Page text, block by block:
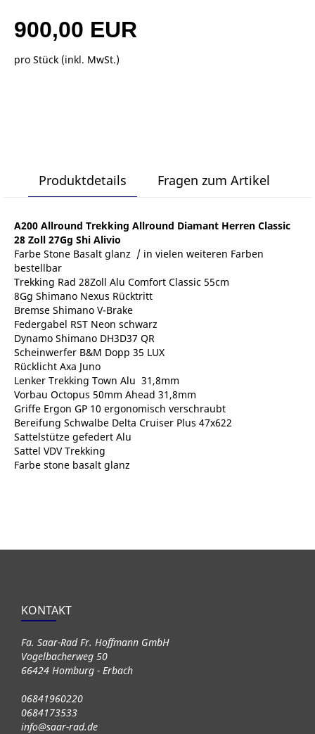
900,00 EUR
pro Stück (inkl. MwSt.)
Produktdetails Fragen zum Artikel
A200 Allround Trekking Allround Diamant Herren Classic
28 Zoll 27Gg Shi Alivio
Farbe Stone Basalt glanz / in vielen weiteren Farben
bestellbar
Trekking Rad 28Zoll Alu Comfort Classic 55cm
8Gg Shimano Nexus Rücktritt
Bremse Shimano V-Brake
Federgabel RST Neon schwarz
Dynamo Shimano DH3D37 QR
Scheinwerfer B&M Dopp 35 LUX
Rücklicht Axa Juno
Lenker Trekking Town Alu 31,8mm
Vorbau Octopus 50mm Ahead 31,8mm
Griffe Ergon GP 10 ergonomisch verschraubt
Bereifung Schwalbe Delta Cruiser Plus 47x622
Sattelstütze gefedert Alu
Sattel VDV Trekking
Farbe stone basalt glanz
KONTAKT
Fa. Saar-Rad Fr. Hoffmann GmbH
Vogelbacherweg 50
66424 Homburg - Erbach
06841960220
0684173533
info@saar-rad.de